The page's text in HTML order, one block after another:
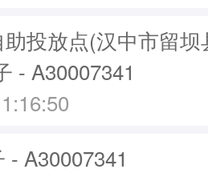
投放点(汉中市留
- A30007341
A30007341